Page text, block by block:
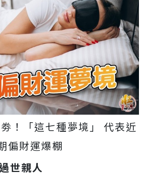
！「這七種夢境」 代表近
偏財運爆棚
世親人